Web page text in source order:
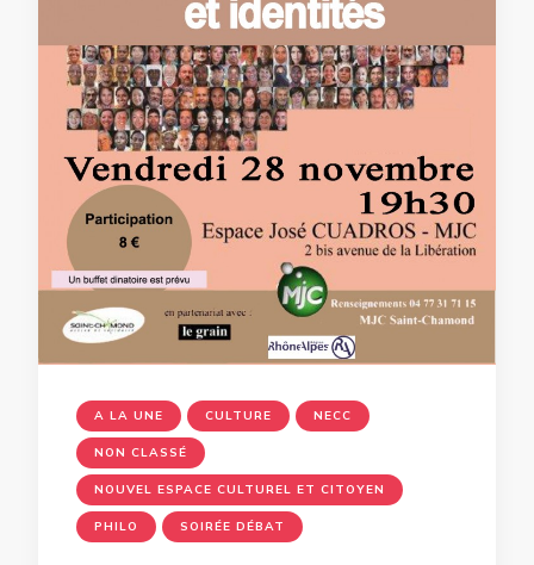
A LA UNE CULTURE NECC
NON CLASSÉ
NOUVEL ESPACE CULTUREL ET CITOYEN
PHILO SOIRÉE DÉBAT